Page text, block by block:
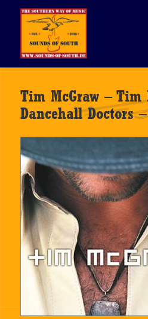
Tim McGraw – Tim
Dancehall Doctors